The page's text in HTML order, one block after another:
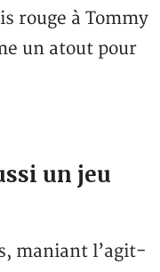
rouge à Tommy
un atout pour
un jeu
maniant l’agit-